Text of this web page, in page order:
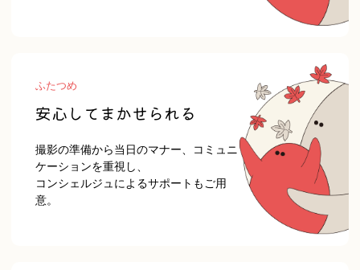
ふたつめ
安心してまかせられる
撮影の準備から当日のマナー、コミュニ
ケーションを重視し、
コンシェルジュによるサポートもご用
意。